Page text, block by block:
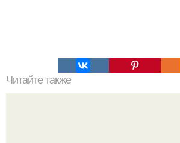
Читайте также